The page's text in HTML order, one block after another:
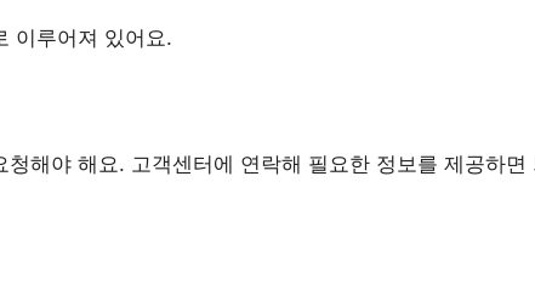
이루어져 있어요.
해야 해요. 고객센터에 연락해 필요한 정보를 제공하면